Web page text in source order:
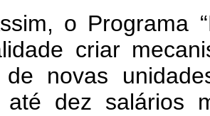
o Programa
criar
de novas
dez salários